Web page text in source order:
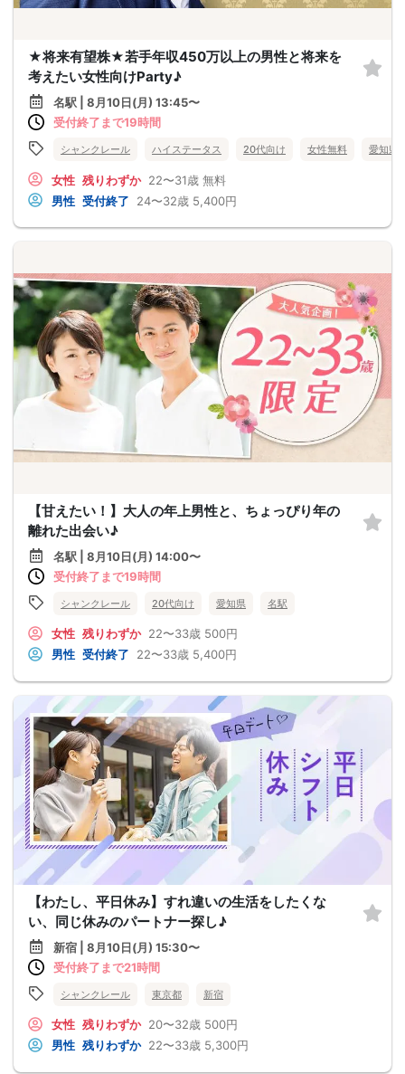
★将来有望株★若手年収450万以上の男性と将来を
考えたい女性向けParty♪
名駅 | 8月10日(月) 13:45〜
受付終了まで19時間
シャンクレール ハイステータス 20代向け 女性無料 愛知県
女性 残りわずか 22〜31歳 無料
男性 受付終了 24〜32歳 5,400円
【甘えたい！】大人の年上男性と、ちょっぴり年の
離れた出会い♪
名駅 | 8月10日(月) 14:00〜
受付終了まで19時間
シャンクレール 20代向け 愛知県 名駅
女性 残りわずか 22〜33歳 500円
男性 受付終了 22〜33歳 5,400円
【わたし、平日休み】すれ違いの生活をしたくな
い、同じ休みのパートナー探し♪
新宿 | 8月10日(月) 15:30〜
受付終了まで21時間
シャンクレール 東京都 新宿
女性 残りわずか 20〜32歳 500円
男性 残りわずか 22〜33歳 5,300円